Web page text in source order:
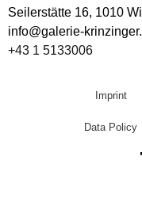
Seilerstätte 16, 1010
info@galerie-
+43 1 5133006
Imprint
Data Policy